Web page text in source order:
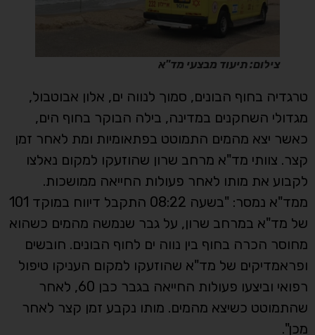
צילום: תיעוד מבצעי מד"א
טרגדיה בחוף הבונים, סמוך לנווה ים, אלון אבוטבול,
מגדולי השחקנים במדינה, בילה הבוקר בחוף הים,
כאשר יצא מהמים התמוטט בפתאומיות ומת לאחר זמן
קצר. צוותי מד"א מרחב שרון שהוזעקו למקום נאלצו
לקבוע את מותו לאחר פעולות החייאה ממושכות.
ממד"א נמסר: "בשעה 08:22 התקבל דיווח במוקד 101
של מד"א במרחב שרון, על גבר שנמשה מהמים כשהוא
מחוסר הכרה בחוף בין נווה ים לחוף הבונים. חובשים
ופראמדיקים של מד"א שהוזעקו למקום העניקו טיפול
רפואי וביצעו פעולות החייאה בגבר כבן 60, לאחר
שהתמוטט כשיצא מהמים. מותו נקבע זמן קצר לאחר
מכן".